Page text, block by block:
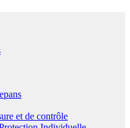
et de contrôle